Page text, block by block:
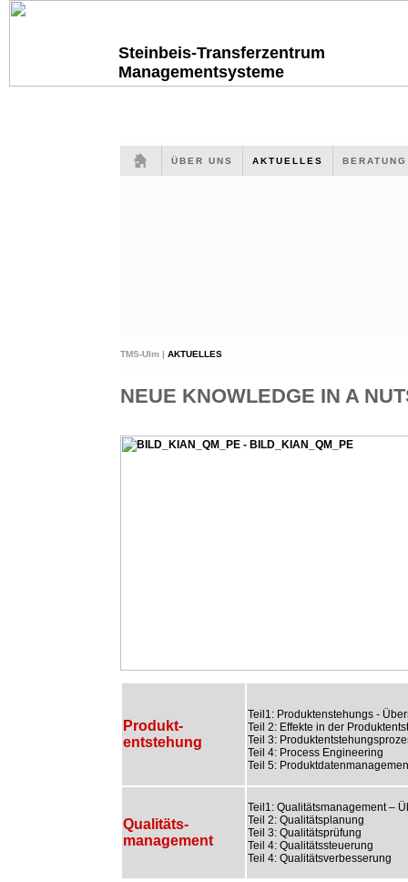
Steinbeis-Transferzentrum
Managementsysteme
ÜBER UNS AKTUELLES
TMS-Ulm | AKTUELLES
NEUE KNOWLEDGE IN A
Produkt-
entstehung
Teil1: Produktenstehungs -
Teil 2: Effekte in der
Teil 3:
Teil 4: Process Engineering
Teil 5:
Qualitäts-
management
Teil1: Qualitätsmanagement –
Teil 2: Qualitätsplanung
Teil 3: Qualitätsprüfung
Teil 4: Qualitätssteuerung
Teil 4: Qualitätsverbesserung